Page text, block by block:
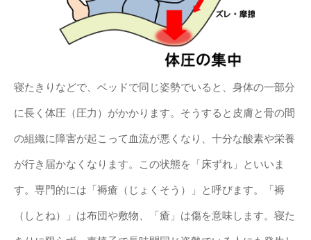
寝たきりなどで、ベッドで同じ姿勢でいると、身体の一部分
に長く体圧（圧力）がかかります。そうすると皮膚と骨の間
の組織に障害が起こって血流が悪くなり、十分な酸素や栄養
が行き届かなくなります。この状態を「床ずれ」といいま
す。専門的には「褥瘡（じょくそう）」と呼びます。「褥
（しとね）」は布団や敷物、「瘡」は傷を意味します。寝た